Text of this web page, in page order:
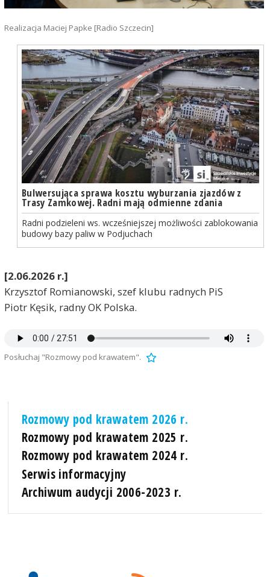
Realizacja Maciej Papke [Radio Szczecin]
Bulwersująca sprawa kosztu wyburzania zjazdów z
Trasy Zamkowej. Radni mają odmienne zdania
Radni podzieleni ws. wcześniejszej możliwości zablokowania
budowy bazy paliw w Podjuchach
[2.06.2026 r.]
Krzysztof Romianowski, szef klubu radnych PiS
Piotr Kęsik, radny OK Polska.
Posłuchaj "Rozmowy pod krawatem".
Rozmowy pod krawatem 2026 r.
Rozmowy pod krawatem 2025 r.
Rozmowy pod krawatem 2024 r.
Serwis informacyjny
Archiwum audycji 2006-2023 r.